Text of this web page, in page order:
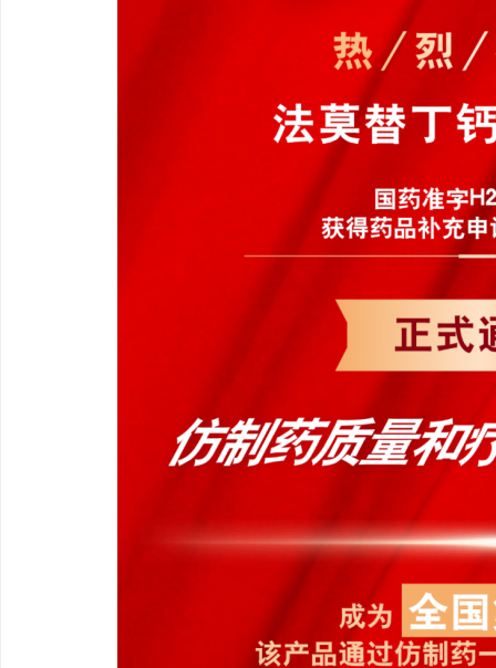
开店最怕“搜不到”为什
ai却天天给他免费派单？